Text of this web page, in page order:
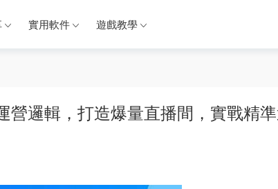
實用軟件 遊戲教學
邏輯，打造爆量直播間，實戰精